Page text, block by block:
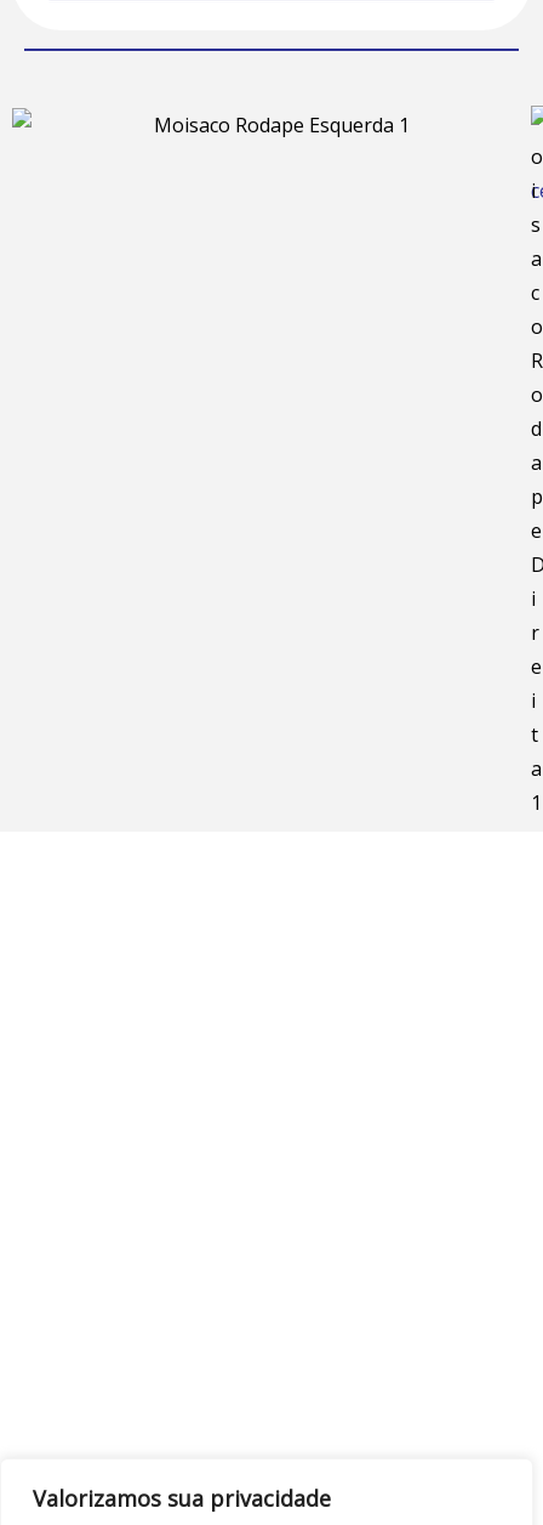
Valorizamos sua privacidade